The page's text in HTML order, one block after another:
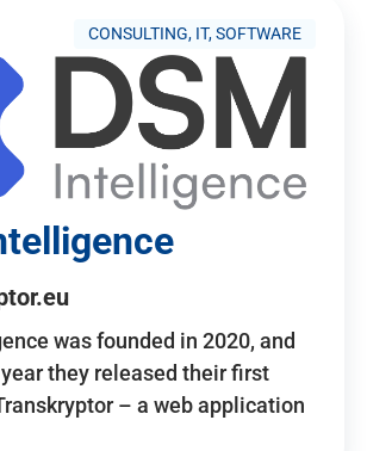
CONSULTING, IT, SOFTWARE
was founded in 2020, and
they released their first
– a web application